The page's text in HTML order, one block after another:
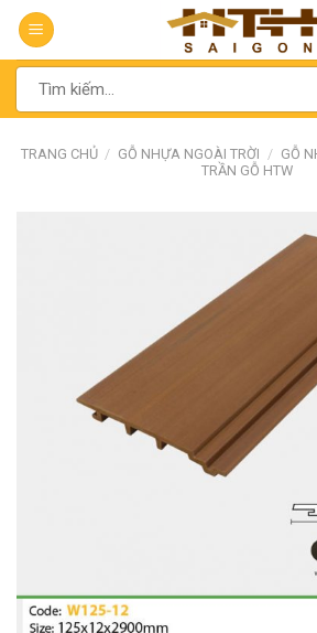
Chuyển
đến
nộiTìm
kiếm:
TRANG CHỦ / GỖ NHỰA NGOÀI TRỜI / GỖ
TRẦN GỖ HTW